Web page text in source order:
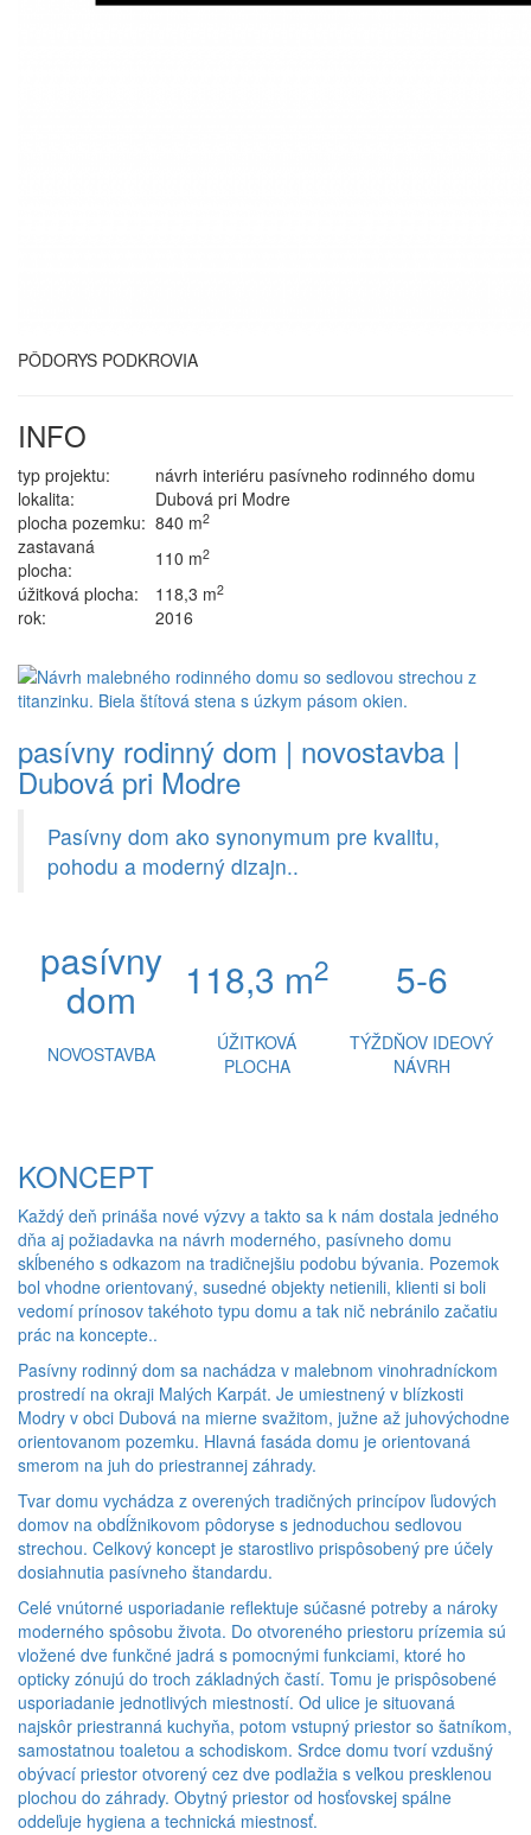
PÔDORYS PODKROVIA
INFO
typ projektu:
návrh interiéru pasívneho rodinného domu
lokalita:
Dubová pri Modre
plocha pozemku: 840 m2
zastavaná
plocha:
110 m2
úžitková plocha: 118,3 m2
rok: 2016
pasívny rodinný dom | novostavba |
Dubová pri Modre
Pasívny dom ako synonymum pre kvalitu,
pohodu a moderný dizajn..
pasívny
dom 118,3 m2 5-6
NOVOSTAVBA
ÚŽITKOVÁ
PLOCHA
TÝŽDŇOV IDEOVÝ
NÁVRH
KONCEPT
Každý deň prináša nové výzvy a takto sa k nám dostala jedného
dňa aj požiadavka na návrh moderného, pasívneho domu
skĺbeného s odkazom na tradičnejšiu podobu bývania. Pozemok
bol vhodne orientovaný, susedné objekty netienili, klienti si boli
vedomí prínosov takéhoto typu domu a tak nič nebránilo začatiu
prác na koncepte..
Pasívny rodinný dom sa nachádza v malebnom vinohradníckom
prostredí na okraji Malých Karpát. Je umiestnený v blízkosti
Modry v obci Dubová na mierne svažitom, južne až juhovýchodne
orientovanom pozemku. Hlavná fasáda domu je orientovaná
smerom na juh do priestrannej záhrady.
Tvar domu vychádza z overených tradičných princípov ľudových
domov na obdĺžnikovom pôdoryse s jednoduchou sedlovou
strechou. Celkový koncept je starostlivo prispôsobený pre účely
dosiahnutia pasívneho štandardu.
Celé vnútorné usporiadanie reflektuje súčasné potreby a nároky
moderného spôsobu života. Do otvoreného priestoru prízemia sú
vložené dve funkčné jadrá s pomocnými funkciami, ktoré ho
opticky zónujú do troch základných častí. Tomu je prispôsobené
usporiadanie jednotlivých miestností. Od ulice je situovaná
najskôr priestranná kuchyňa, potom vstupný priestor so šatníkom,
samostatnou toaletou a schodiskom. Srdce domu tvorí vzdušný
obývací priestor otvorený cez dve podlažia s veľkou presklenou
plochou do záhrady. Obytný priestor od hosťovskej spálne
oddeľuje hygiena a technická miestnosť.